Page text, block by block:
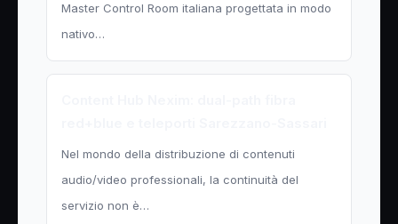
Master Control Room italiana progettata in modo
nativo…
Nel mondo della distribuzione di contenuti
audio/video professionali, la continuità del
servizio non è…